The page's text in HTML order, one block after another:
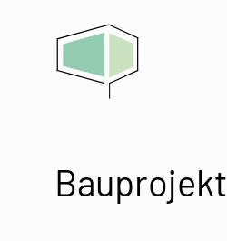
Bauprojekt